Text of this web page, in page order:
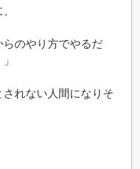
らのやり方でやるだ
れない人間になりそ